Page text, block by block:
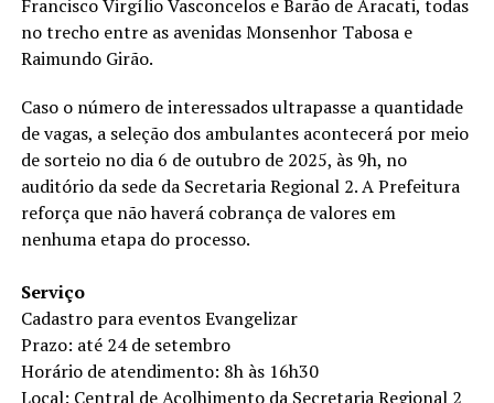
Francisco Virgílio Vasconcelos e Barão de Aracati, todas
no trecho entre as avenidas Monsenhor Tabosa e
Raimundo Girão.
Caso o número de interessados ultrapasse a quantidade
de vagas, a seleção dos ambulantes acontecerá por meio
de sorteio no dia 6 de outubro de 2025, às 9h, no
auditório da sede da Secretaria Regional 2. A Prefeitura
reforça que não haverá cobrança de valores em
nenhuma etapa do processo.
Serviço
Cadastro para eventos Evangelizar
Prazo: até 24 de setembro
Horário de atendimento: 8h às 16h30
Local: Central de Acolhimento da Secretaria Regional 2